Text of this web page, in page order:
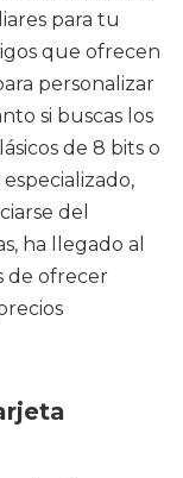
para tu
que ofrecen
personalizar
si buscas los
de 8 bits o
del
ha llegado al
de ofrecer